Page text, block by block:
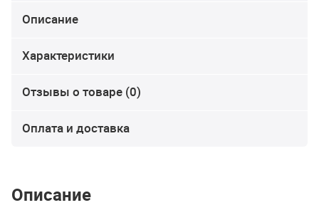
Описание
Характеристики
Отзывы о товаре (0)
Оплата и доставка
Описание